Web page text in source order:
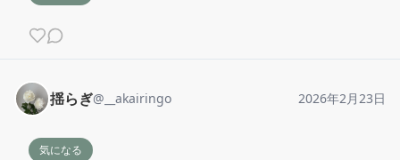
揺らぎ@ __akairingo 2026年2月23日
気になる